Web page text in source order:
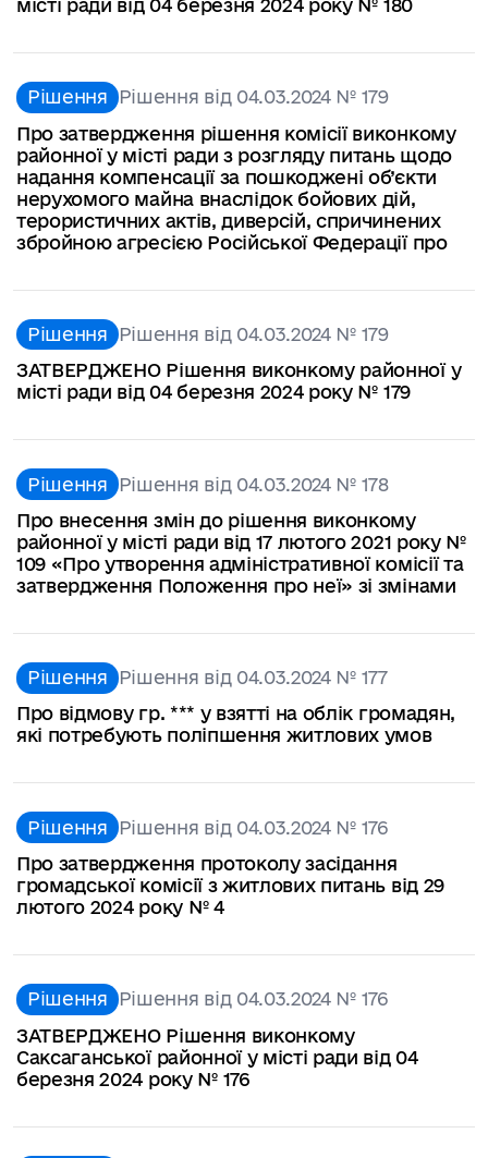
місті ради від 04 березня 2024 року № 180
Рішення Рішення від 04.03.2024 № 179
Про затвердження рішення комісії виконкому
районної у місті ради з розгляду питань щодо
надання компенсації за пошкоджені об’єкти
нерухомого майна внаслідок бойових дій,
терористичних актів, диверсій, спричинених
збройною агресією Російської Федерації про
Рішення Рішення від 04.03.2024 № 179
ЗАТВЕРДЖЕНО Рішення виконкому районної у
місті ради від 04 березня 2024 року № 179
Рішення Рішення від 04.03.2024 № 178
Про внесення змін до рішення виконкому
районної у місті ради від 17 лютого 2021 року №
109 «Про утворення адміністративної комісії та
затвердження Положення про неї» зі змінами
Рішення Рішення від 04.03.2024 № 177
Про відмову гр. *** у взятті на облік громадян,
які потребують поліпшення житлових умов
Рішення Рішення від 04.03.2024 № 176
Про затвердження протоколу засідання
громадської комісії з житлових питань від 29
лютого 2024 року № 4
Рішення Рішення від 04.03.2024 № 176
ЗАТВЕРДЖЕНО Рішення виконкому
Саксаганської районної у місті ради від 04
березня 2024 року № 176